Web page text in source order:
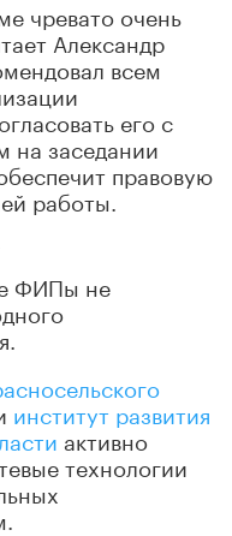
чревато очень
Александр
всем
его с
на заседании
правовую
работы.
ФИПы не
институт развития
активно
технологии